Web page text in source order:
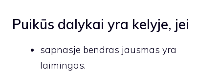
Puikūs dalykai yra kelyje, jei
sapnasje bendras jausmas yra
laimingas.